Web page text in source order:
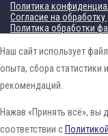
Политика
Согласие на
Политика обработки
Наш сайт использует
опыта, сбора статистики
рекомендаций.
Нажав «Принять всё», вы
соответствии с